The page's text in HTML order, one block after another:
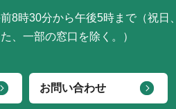
8時30分から午後5時まで（祝日、
、一部の窓口を除く。）
お問い合わせ